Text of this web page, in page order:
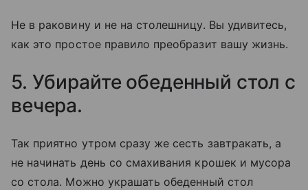
Не в раковину и не на столешницу. Вы удивитесь,
как это простое правило преобразит вашу жизнь.
5. Убирайте обеденный стол с
вечера.
Так приятно утром сразу же сесть завтракать, а
не начинать день со смахивания крошек и мусора
со стола. Можно украшать обеденный стол